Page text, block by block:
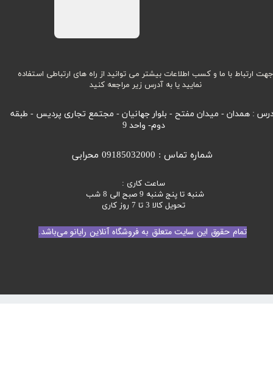
تمام حقوق این سایت متعلق به فروشگاه آنلاین رایانو می‌باشد.
جهت ارتباط با ما و کسب اطلاعات بیشتر می توانید از راه های ارتباطی استفاده
نمایید یا به آدرس زیر مراجعه کنید
: همدان - میدان مفتح - بلوار جهانیان - مجتمع تجاری پردیس - طبقه
دوم- واحد 9
ساعت کاری :
شنبه تا پنج شنبه 9 صبح الی 8 شب
تحویل کالا 3 تا 7 روز کاری
شماره تماس : 09185032000 محرابی